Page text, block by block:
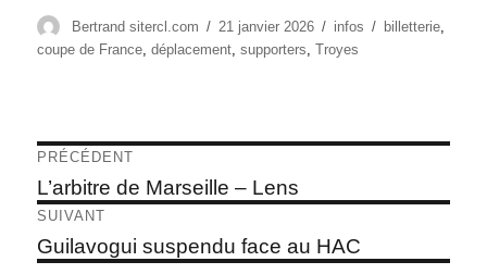
Auteur
Bertrand sitercl.com
Publié
le
21 janvier 2026 Catégories
infos Étiquettes
billetterie
coupe de France,déplacement,supporters,Troyes
Navigation
de
l’article
PRÉCÉDENT
Article
précédent :
L’arbitre de Marseille – Lens
SUIVANT
Article
suivant :
Guilavogui suspendu face au HAC